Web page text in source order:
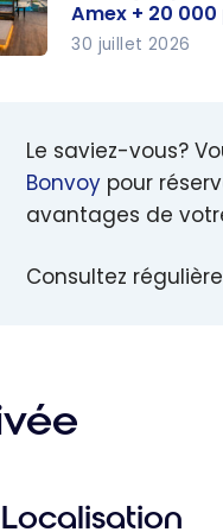
:
via
Amex + 20
30 juillet 2026
Le saviez-vous?
Bonvoy pour
avantages de
Consultez
Localisation